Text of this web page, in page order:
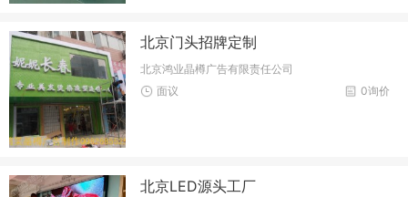
北京门头招牌定制
北京鸿业晶樽广告有限责任公司
0询价
面议
北京LED源头工厂